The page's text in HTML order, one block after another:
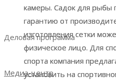
камеры. Садок для рыбы
гарантию от
изготовления сетки
физическое лицо. Для
спорта компания
установить на
камеры. Садок для рыбы
гарантию от
изготовления сетки
физическое лицо. Для
спорта компания
установить на
Преимущества
Получить электронный
Деловая программа
Деловая программа 2023
Медиа-центр